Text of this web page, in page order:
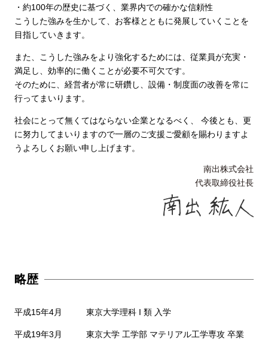
・約100年の歴史に基づく、業界内での確かな信頼性
こうした強みを生かして、お客様とともに発展していくことを
目指していきます。
また、こうした強みをより強化するためには、従業員が充実・
満足し、効率的に働くことが必要不可欠です。
そのために、経営者が常に研鑽し、設備・制度面の改善を常に
行ってまいります。
社会にとって無くてはならない企業となるべく、 今後とも、更
に努力してまいりますので一層のご支援ご愛顧を賜わりますよ
うよろしくお願い申し上げます。
南出株式会社
代表取締役社長
略歴
平成15年4月 東京大学理科 I 類 入学
平成19年3月 東京大学 工学部 マテリアル工学専攻 卒業